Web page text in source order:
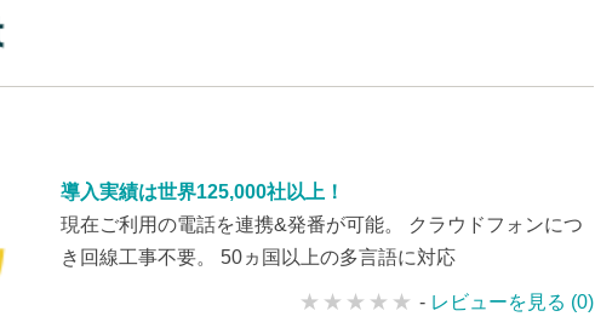
導入実績は世界125,000社以上！
現在ご利用の電話を連携&発番が可能。 クラウドフォンにつ
き回線工事不要。 50ヵ国以上の多言語に対応
- レビューを見る (0)